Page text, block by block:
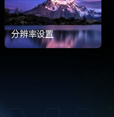
分辨率设置